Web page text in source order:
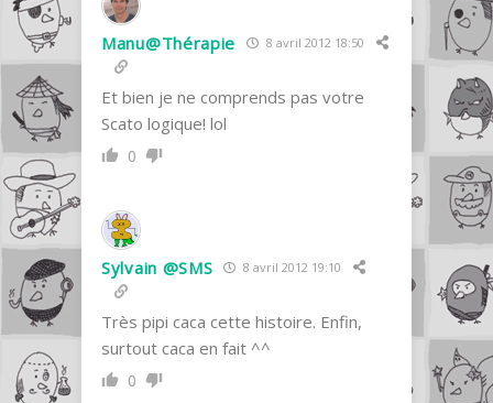
Manu@Thérapie 8 avril 2012 18:50
Et bien je ne comprends pas votre
Scato logique! lol
0
Sylvain @SMS 8 avril 2012 19:10
Très pipi caca cette histoire. Enfin,
surtout caca en fait ^^
0